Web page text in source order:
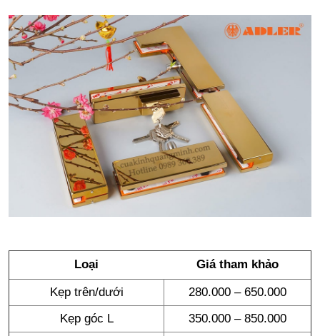
Loại Giá tham khảo
Kẹp trên/dưới
280.000 – 650.000
Kẹp góc L
350.000 – 850.000